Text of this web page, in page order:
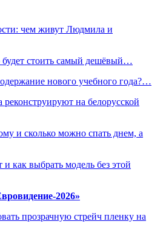
чем живут Людмила и
будет стоить самый дешёвый…
нового учебного года?…
на белорусской
и сколько можно спать днем, а
как выбрать модель без этой
2026»
прозрачную стрейч пленку на